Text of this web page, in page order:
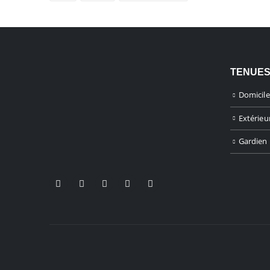
Domicile
Gardien